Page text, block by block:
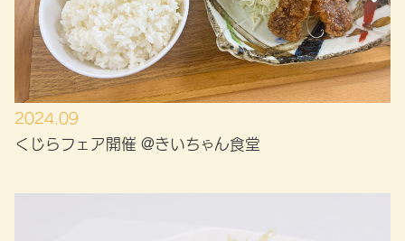
2024.09
くじらフェア開催 @きいちゃん食堂